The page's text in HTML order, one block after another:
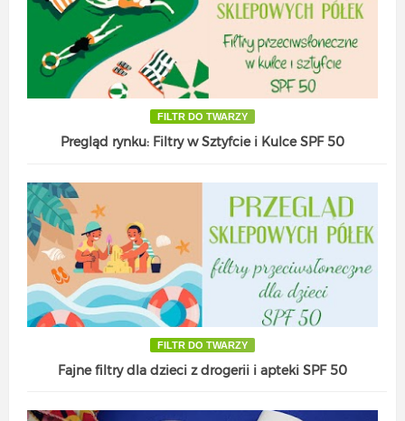
FILTR DO TWARZY
Pregląd rynku: Filtry w Sztyfcie i Kulce SPF 50
FILTR DO TWARZY
Fajne filtry dla dzieci z drogerii i apteki SPF 50